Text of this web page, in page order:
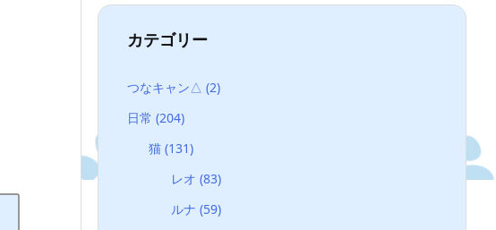
カテゴリー
つなキャン△ (2)
日常 (204)
猫(131)
レオ (83)
ルナ (59)